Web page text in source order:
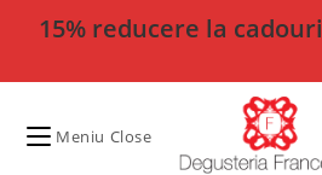
15% reducere la cadouri
Meniu Close